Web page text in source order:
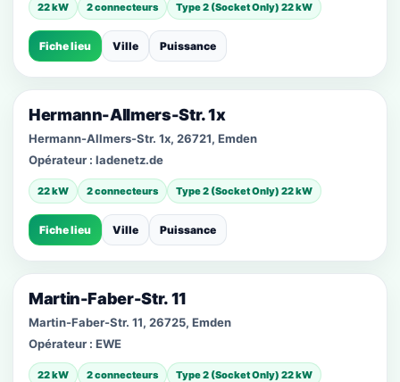
22 kW 2 connecteurs Type 2 (Socket Only) 22 kW
Fiche lieu Ville Puissance
Hermann-Allmers-Str. 1x
Hermann-Allmers-Str. 1x, 26721, Emden
Opérateur : ladenetz.de
22 kW 2 connecteurs Type 2 (Socket Only) 22 kW
Fiche lieu Ville Puissance
Martin-Faber-Str. 11
Martin-Faber-Str. 11, 26725, Emden
Opérateur : EWE
22 kW 2 connecteurs Type 2 (Socket Only) 22 kW